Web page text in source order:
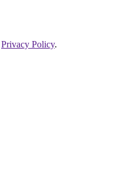
Privacy Policy.